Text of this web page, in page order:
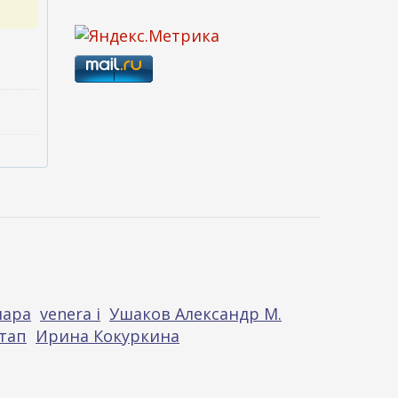
venera i Ушаков Александр М.
Ирина Кокуркина